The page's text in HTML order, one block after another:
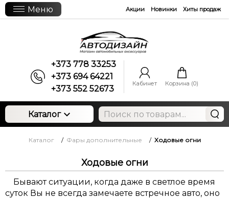
Меню Акции Новинки Хиты продаж
+373 778 33253
+373 694 64221
+373 552 52673
Кабинет Корзина (0)
Каталог
Каталог / Фары дополнительные / Ходовые огни
Ходовые огни
Бывают ситуации, когда даже в светлое время
суток Вы не всегда замечаете встречное авто, оно